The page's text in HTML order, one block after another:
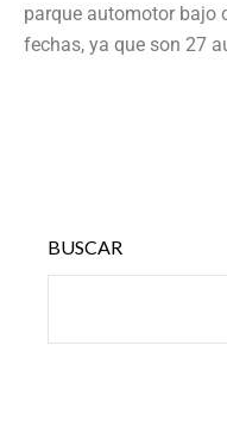
parque automotor bajo
fechas, ya que son 27
BUSCAR